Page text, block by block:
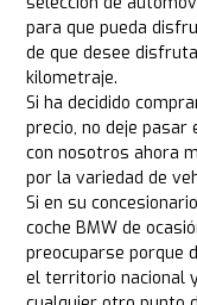
para que pueda
de que desee
kilometraje.
Si ha decidido
precio, no deje
con nosotros ahora
por la variedad de
Si en su
coche BMW de
preocuparse porque
el territorio nacional